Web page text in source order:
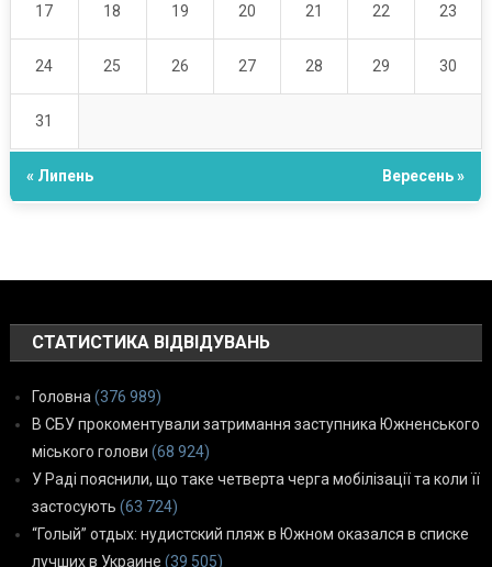
17 18 19 20 21 22 23
24 25 26 27 28 29 30
31
« Липень Вересень »
СТАТИСТИКА ВІДВІДУВАНЬ
Головна (376 989)
В СБУ прокоментували затримання заступника Южненського
міського голови (68 924)
У Раді пояснили, що таке четверта черга мобілізації та коли її
застосують (63 724)
“Голый” отдых: нудистский пляж в Южном оказался в списке
лучших в Украине (39 505)